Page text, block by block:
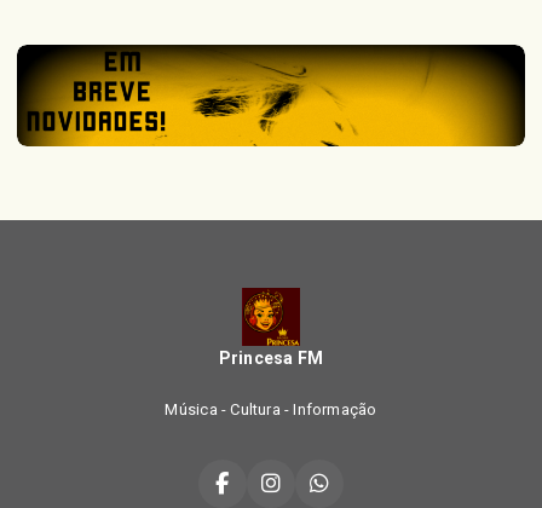
Princesa FM
Música - Cultura - Informação